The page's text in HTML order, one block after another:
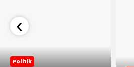
Politik
‹